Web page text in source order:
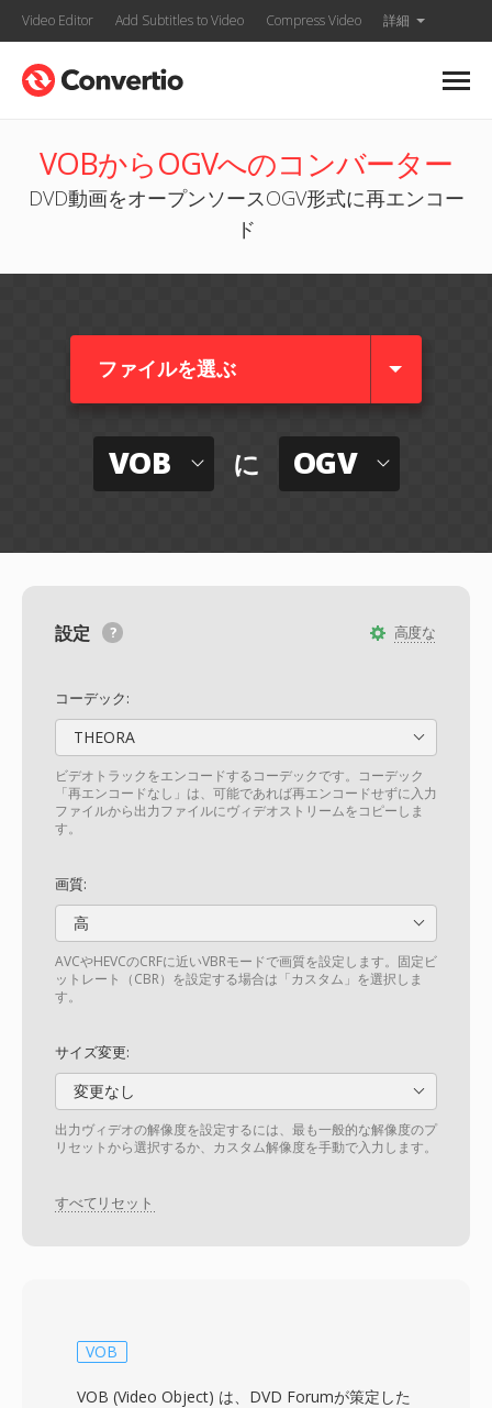
Video Editor Add Subtitles to Video Compress Video 詳細
VOBからOGVへのコンバーター
DVD動画をオープンソースOGV形式に再エンコー
ド
ファイルを選ぶ
VOB に OGV
高度な
設定
コーデック:
THEORA
ビデオトラックをエンコードするコーデックです。コーデック
「再エンコードなし」は、可能であれば再エンコードせずに入力
ファイルから出力ファイルにヴィデオストリームをコピーしま
す。
画質:
高
AVCやHEVCのCRFに近いVBRモードで画質を設定します。固定ビ
ットレート（CBR）を設定する場合は「カスタム」を選択しま
す。
サイズ変更:
変更なし
出力ヴィデオの解像度を設定するには、最も一般的な解像度のプ
リセットから選択するか、カスタム解像度を手動で入力します。
すべてリセット
VOB
VOB (Video Object) は、DVD Forumが策定した